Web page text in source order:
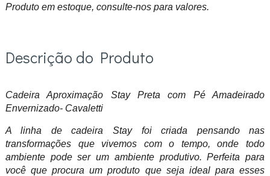
Produto em estoque, consulte-nos para valores.
Descrição do Produto
Cadeira Aproximação Stay Preta com Pé Amadeirado
Envernizado- Cavaletti
A linha de cadeira Stay foi criada pensando nas
transformações que vivemos com o tempo, onde todo
ambiente pode ser um ambiente produtivo. Perfeita para
você que procura um produto que seja ideal para esses